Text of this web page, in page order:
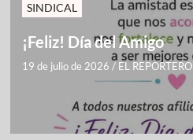
SINDICAL
¡Feliz! Día del Amigo
19 de julio de 2026 / EL REPORTERO